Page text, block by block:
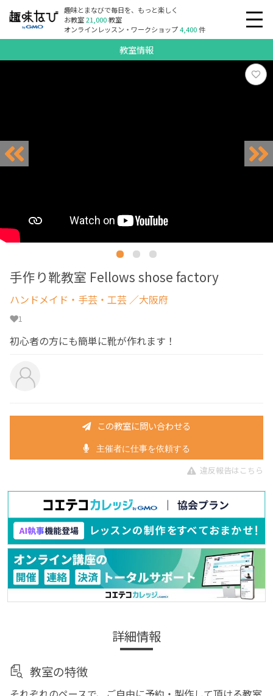
趣味とまなびで毎日を、もっと楽しく
お教室21,000教室
オンラインレッスン・ワークショップ4,400件
教室情報
手作り靴教室 Fellows shose factory
ハンドメイド・手芸・工芸 ／大阪府
1
初心者の方にも簡単に靴が作れます！
この教室に問い合わせる
主催者に仕事を依頼する
違反報告はこちら
詳細情報
教室の特徴